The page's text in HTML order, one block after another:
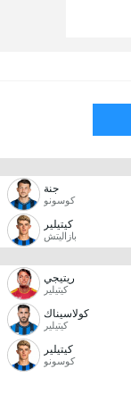
جنة
كوسونو
كيتيلير
بازاليتش
ريتيجي
كيتيلير
كولاسيناك
كيتيلير
كيتيلير
كوسونو